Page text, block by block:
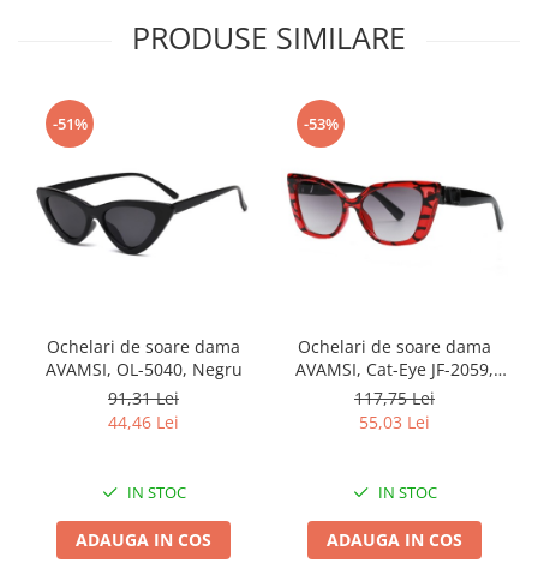
PRODUSE SIMILARE
-51%
Ochelari de soare dama
AVAMSI, OL-5040, Negru
91,31 Lei
44,46 Lei
IN STOC
ADAUGA IN COS
-53%
Ochelari de soare dama
AVAMSI, Cat-Eye JF-2059,
Rosu
117,75 Lei
55,03 Lei
IN STOC
ADAUGA IN COS